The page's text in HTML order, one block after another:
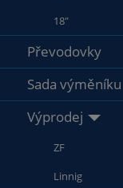
18"
Převodovky
Sada výměníku
Výprodej
ZF
Linnig